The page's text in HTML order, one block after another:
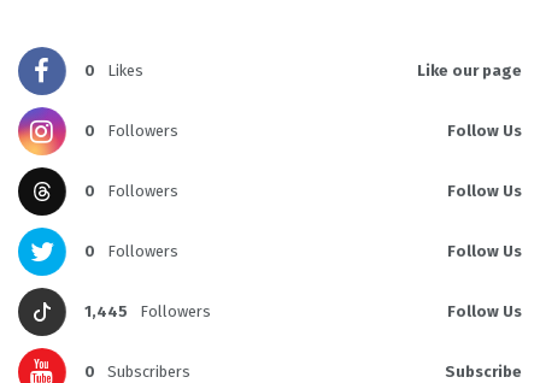
0 Likes Like our page
0 Followers Follow Us
0 Followers Follow Us
0 Followers Follow Us
1,445 Followers Follow Us
0 Subscribers Subscribe